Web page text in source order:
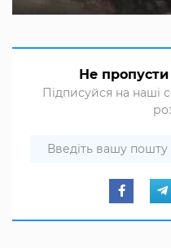
Не пропусти
Підписуйся на наші